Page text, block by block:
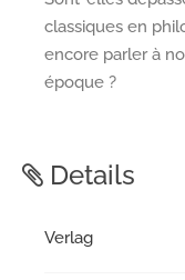
classiques en
encore parler à
époque ?
Details
Verlag